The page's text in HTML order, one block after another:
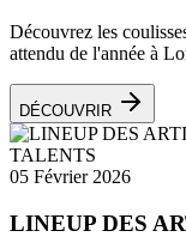
Découvrez les
attendu de l'année à
DÉCOUVRIR
TALENTS
05 Février 2026
LINEUP DES